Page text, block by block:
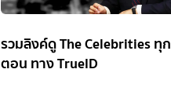
รวมลิงค์ดู The Celebrities ทุก
ตอน ทาง TrueID